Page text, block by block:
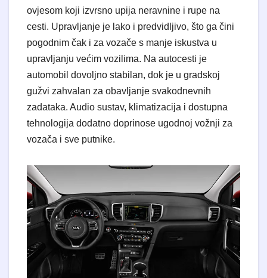
ovjesom koji izvrsno upija neravnine i rupe na
cesti. Upravljanje je lako i predvidljivo, što ga čini
pogodnim čak i za vozače s manje iskustva u
upravljanju većim vozilima. Na autocesti je
automobil dovoljno stabilan, dok je u gradskoj
gužvi zahvalan za obavljanje svakodnevnih
zadataka. Audio sustav, klimatizacija i dostupna
tehnologija dodatno doprinose ugodnoj vožnji za
vozača i sve putnike.